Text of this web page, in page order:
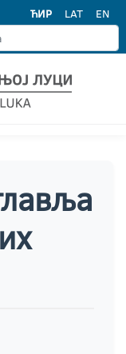
ЋИР LAT EN